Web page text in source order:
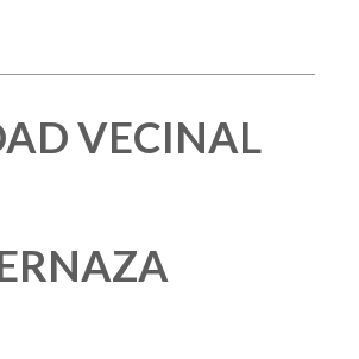
VECINAL